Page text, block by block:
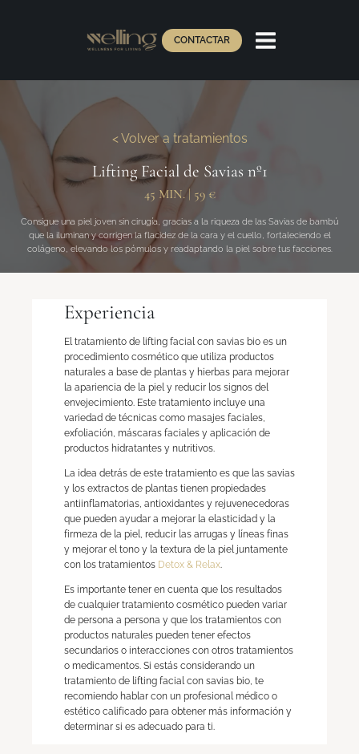
CONTACTAR
< Volver a tratamientos
Lifting Facial de Savias nº1
45 MIN.| 59 €
Consigue una piel joven sin cirugía, gracias a la riqueza de las Savias de bambú
que la iluminan y corrigen la flacidez de la cara y el cuello, fortaleciendo el
colágeno, elevando los pómulos y readaptando la piel sobre tus facciones.
Experiencia
El tratamiento de lifting facial con savias bio es un
procedimiento cosmético que utiliza productos
naturales a base de plantas y hierbas para mejorar
la apariencia de la piel y reducir los signos del
envejecimiento. Este tratamiento incluye una
variedad de técnicas como masajes faciales,
exfoliación, máscaras faciales y aplicación de
productos hidratantes y nutritivos.
La idea detrás de este tratamiento es que las savias
y los extractos de plantas tienen propiedades
antiinflamatorias, antioxidantes y rejuvenecedoras
que pueden ayudar a mejorar la elasticidad y la
firmeza de la piel, reducir las arrugas y líneas finas
y mejorar el tono y la textura de la piel juntamente
con los tratamientos Detox & Relax.
Es importante tener en cuenta que los resultados
de cualquier tratamiento cosmético pueden variar
de persona a persona y que los tratamientos con
productos naturales pueden tener efectos
secundarios o interacciones con otros tratamientos
o medicamentos. Si estás considerando un
tratamiento de lifting facial con savias bio, te
recomiendo hablar con un profesional médico o
estético calificado para obtener más información y
determinar si es adecuado para ti.